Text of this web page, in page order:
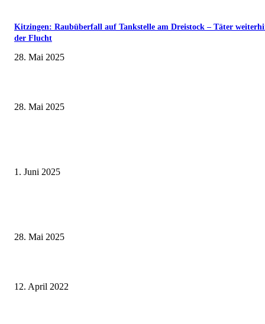
Kitzingen: Raubüberfall auf Tankstelle am Dreistock – Täter
der Flucht
28. Mai 2025
28. Mai 2025
1. Juni 2025
28. Mai 2025
12. April 2022